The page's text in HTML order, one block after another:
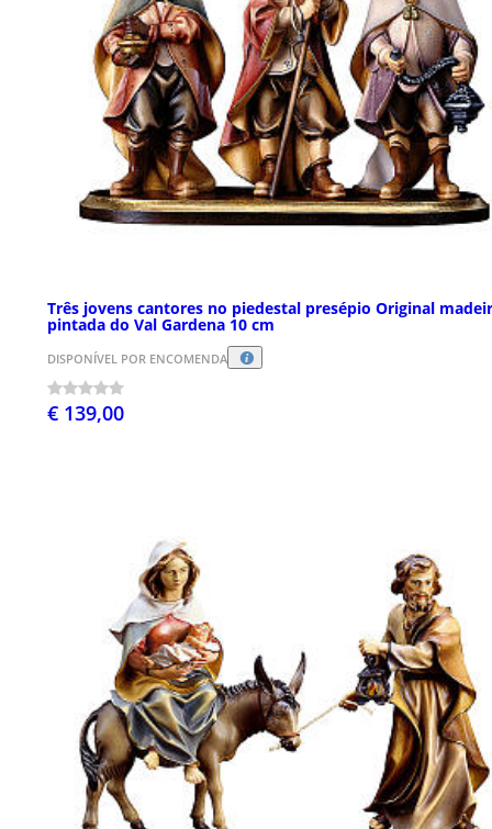
Três jovens cantores no piedestal presépio Original
pintada do Val Gardena 10 cm
DISPONÍVEL POR ENCOMENDA
€ 139,00